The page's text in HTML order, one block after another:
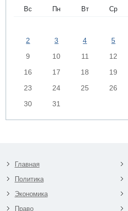
Вс Пн Вт Ср
2
3 4 5
9
10 11 12
16
17 18 19
23
24 25 26
30
31
Главная
Политика
Экономика
Право